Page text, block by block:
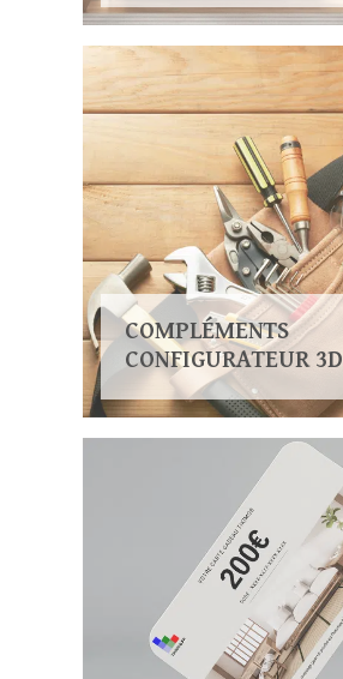
COMPLÉMENTS
CONFIGURATEUR 3D